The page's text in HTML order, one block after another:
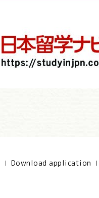
Download application